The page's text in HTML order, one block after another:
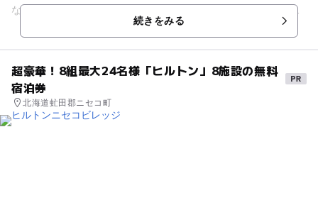
なので、年齢にあった絵本や遊具が豊富な点が魅力な施設とい
われています。一歳半までの...続きをみる
超豪華！8組最大24名様「ヒルトン」8施設の無料
宿泊券
北海道虻田郡ニセコ町